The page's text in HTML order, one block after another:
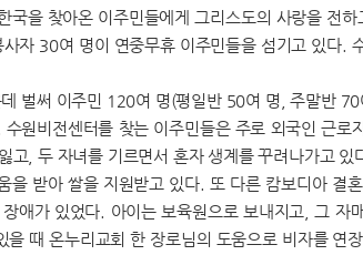
국을 찾아온 이주민들에게 그리스도의 사랑을 전
자 30여 명이 연중무휴 이주민들을 섬기고 있다.
벌써 이주민 120여 명(평일반 50여 명, 주말반
원비전센터를 찾는 이주민들은 주로 외국인 근
고, 두 자녀를 기르면서 혼자 생계를 꾸려나가고
을 받아 쌀을 지원받고 있다. 또 다른 캄보디아 결
애가 있었다. 아이는 보육원으로 보내지고, 그 자
때 온누리교회 한 장로님의 도움으로 비자를 연